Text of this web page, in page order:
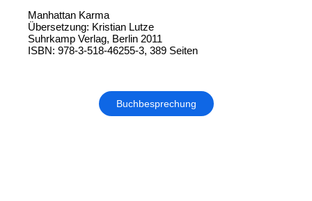
Manhattan Karma
Übersetzung: Kristian Lutze
Suhrkamp Verlag, Berlin 2011
ISBN: 978-3-518-46255-3, 389 Seiten
Buchbesprechung